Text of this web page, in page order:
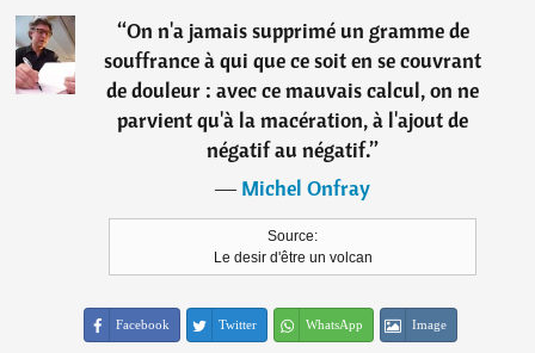
“On n'a jamais supprimé un gramme de
souffrance à qui que ce soit en se couvrant
de douleur : avec ce mauvais calcul, on ne
parvient qu'à la macération, à l'ajout de
négatif au négatif.”
―Michel Onfray
Source:
Le desir d'être un volcan
Facebook Twitter WhatsApp Image